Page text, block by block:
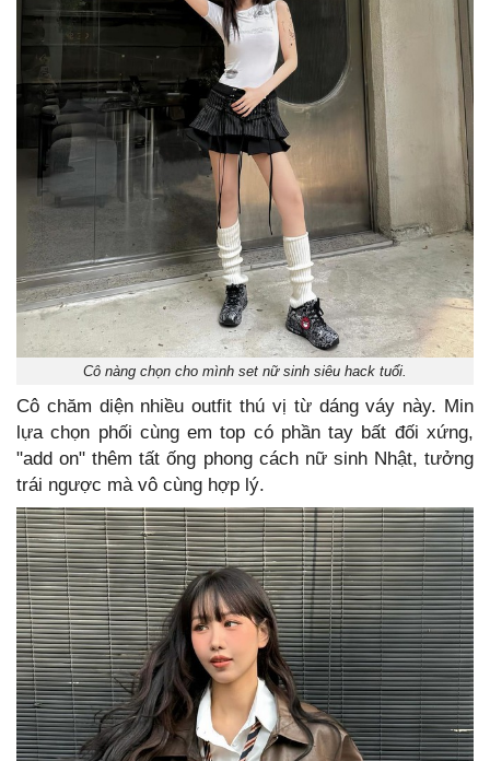
Cô nàng chọn cho mình set nữ sinh siêu hack tuổi.
Cô chăm diện nhiều outfit thú vị từ dáng váy này. Min
lựa chọn phối cùng em top có phần tay bất đối xứng,
"add on" thêm tất ống phong cách nữ sinh Nhật, tưởng
trái ngược mà vô cùng hợp lý.